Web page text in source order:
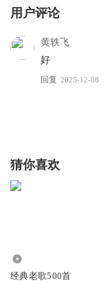
用户评论
黄轶飞
好
回复 2025-12-08
猜你喜欢
经典老歌500首